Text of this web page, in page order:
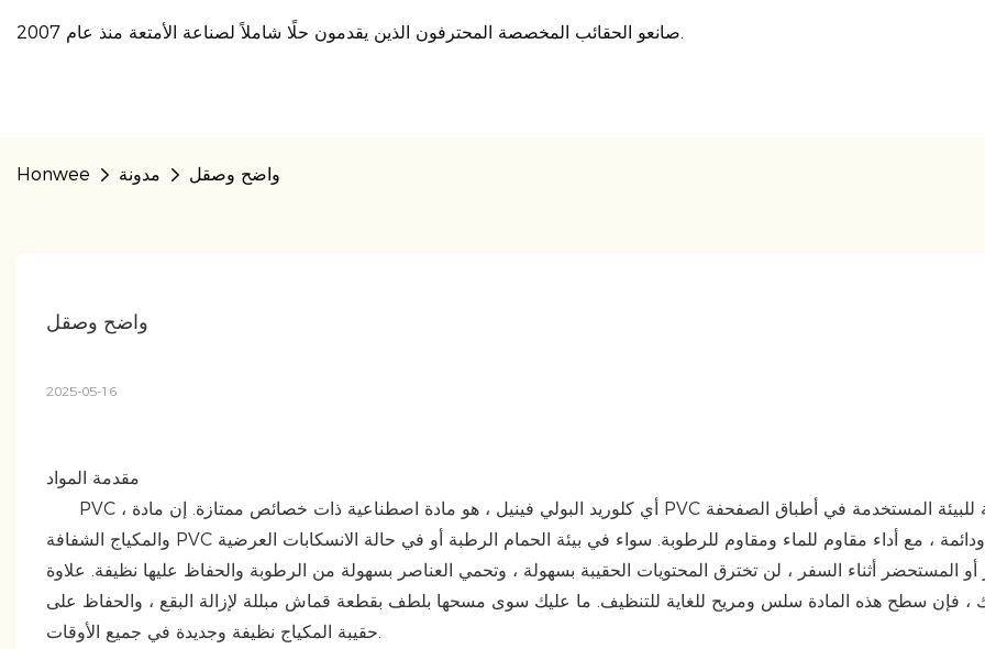
صانعو الحقائب المخصصة المحترفون الذين يقدمون حلًا شاملاً لصناعة الأمتعة منذ عام 2007.
Honwee مدونة واضح وصقل
واضح وصقل
2025-05-16
مقدمة المواد
PVC ، أي كلوريد البولي فينيل ، هو مادة اصطناعية ذات خصائص ممتازة. إن مادة PVC الصديقة للبيئة المستخدمة في أطباق الصفحفة
والمكياج الشفافة PVC صعبة ودائمة ، مع أداء مقاوم للماء ومقاوم للرطوبة. سواء في بيئة الحمام الرطبة أو في حالة الانسكابات العرضية
أو المستحضر أثناء السفر ، لن تخترق المحتويات الحقيبة بسهولة ، وتحمي العناصر بسهولة من الرطوبة والحفاظ عليها نظيفة. علاوة
، فإن سطح هذه المادة سلس ومريح للغاية للتنظيف. ما عليك سوى مسحها بلطف بقطعة قماش مبللة لإزالة البقع ، والحفاظ على
حقيبة المكياج نظيفة وجديدة في جميع الأوقات.